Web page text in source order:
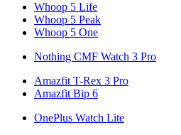
Whoop 5 Life
Whoop 5 Peak
Whoop 5 One
Nothing CMF Watch 3 Pro
Amazfit T-Rex 3 Pro
Amazfit Bip 6
OnePlus Watch Lite